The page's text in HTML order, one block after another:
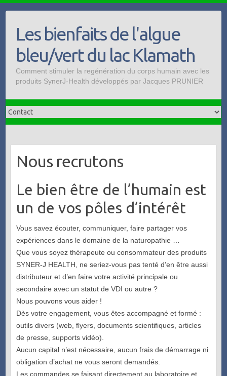
Les bienfaits de l'algue
bleu/vert du lac Klamath
Comment stimuler la regénération du corps humain avec les
produits SynerJ-Health développés par Jacques PRUNIER
Nous recrutons
Le bien être de l’humain est
un de vos pôles d’intérêt
Vous savez écouter, communiquer, faire partager vos
expériences dans le domaine de la naturopathie …
Que vous soyez thérapeute ou consommateur des produits
SYNER-J HEALTH, ne seriez-vous pas tenté d’en être aussi
distributeur et d’en faire votre activité principale ou
secondaire avec un statut de VDI ou autre ?
Nous pouvons vous aider !
Dès votre engagement, vous êtes accompagné et formé :
outils divers (web, flyers, documents scientifiques, articles
de presse, supports vidéo).
Aucun capital n’est nécessaire, aucun frais de démarrage ni
obligation d’achat ne vous seront demandés.
Les commandes se faisant directement au laboratoire et